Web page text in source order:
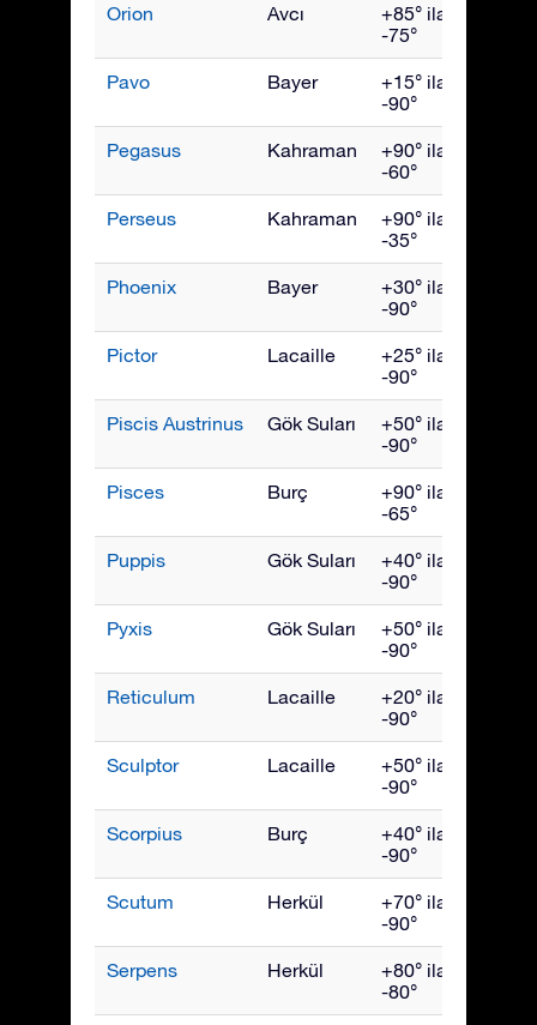
Orion Avcı
+85° ila
-75°
Pavo Bayer
+15° ila
-90°
Pegasus Kahraman
+90° ila
-60°
Perseus Kahraman
+90° ila
-35°
Phoenix Bayer
+30° ila
-90°
Pictor Lacaille
+25° ila
-90°
Piscis Austrinus Gök Suları
+50° ila
-90°
Pisces Burç
+90° ila
-65°
Puppis Gök Suları
+40° ila
-90°
Pyxis Gök Suları
+50° ila
-90°
Reticulum Lacaille
+20° ila
-90°
Sculptor Lacaille
+50° ila
-90°
Scorpius Burç
+40° ila
-90°
Scutum Herkül
+70° ila
-90°
Serpens Herkül
+80° ila
-80°